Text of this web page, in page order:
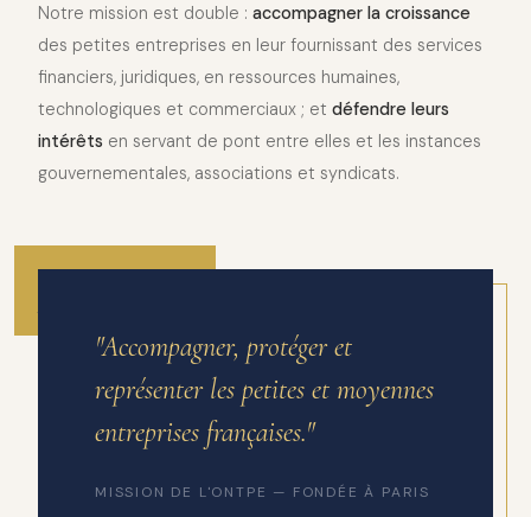
Notre mission est double : accompagner la croissance
des petites entreprises en leur fournissant des services
financiers, juridiques, en ressources humaines,
technologiques et commerciaux ; et défendre leurs
intérêts en servant de pont entre elles et les instances
gouvernementales, associations et syndicats.
2010
ANNÉE DE FONDATION
"Accompagner, protéger et
représenter les petites et moyennes
entreprises françaises."
MISSION DE L'ONTPE — FONDÉE À PARIS